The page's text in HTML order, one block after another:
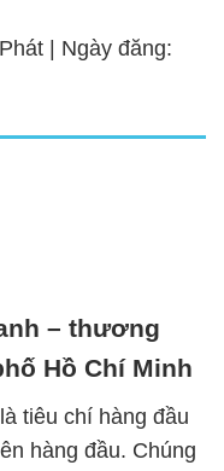
| Ngày đăng:
– thương
Hồ Chí Minh
tiêu chí hàng đầu
hàng đầu. Chúng